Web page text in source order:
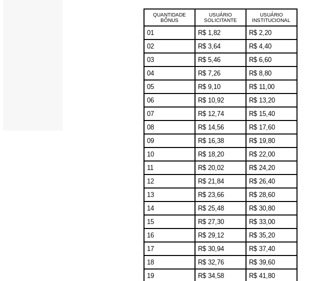
QUANTIDADE
BÔNUS
USUÁRIO
SOLICITANTE
USUÁRIO
INSTITUCIONAL
01 R$ 1,82
R$ 2,20
02
R$ 3,64
R$ 4,40
03
R$ 5,46
R$ 6,60
04
R$ 7,26
R$ 8,80
05
R$ 9,10
R$ 11,00
06
R$ 10,92
R$ 13,20
07
R$ 12,74
R$ 15,40
08
R$ 14,56
R$ 17,60
09
R$ 16,38
R$ 19,80
10
R$ 18,20
R$ 22,00
11
R$ 20,02
R$ 24,20
12
R$ 21,84
R$ 26,40
13
R$ 23,66
R$ 28,60
14
R$ 25,48
R$ 30,80
15
R$ 27,30
R$ 33,00
16
R$ 29,12
R$ 35,20
17
R$ 30,94
R$ 37,40
18
R$ 32,76
R$ 39,60
19
R$ 34,58
R$ 41,80